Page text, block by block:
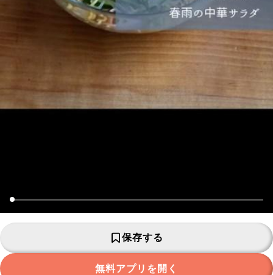
保存する
無料アプリを開く